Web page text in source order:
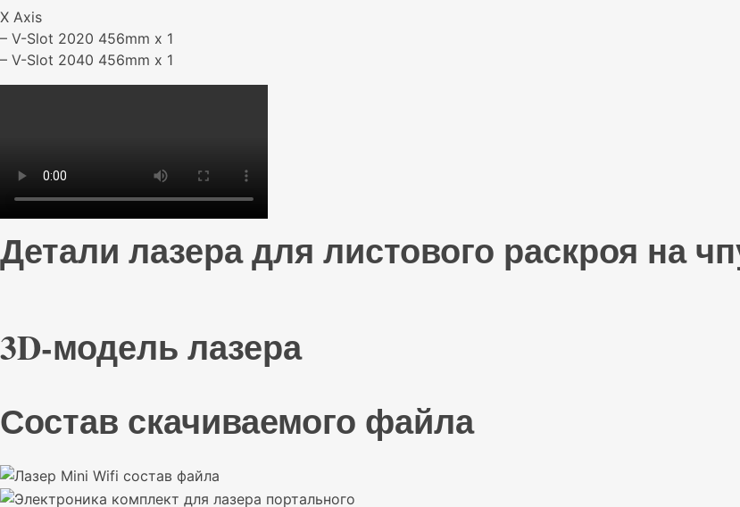
X Axis
– V-Slot 2020 456mm x 1
– V-Slot 2040 456mm x 1
Детали лазера для листового раскроя на
3D-модель лазера
Состав скачиваемого файла